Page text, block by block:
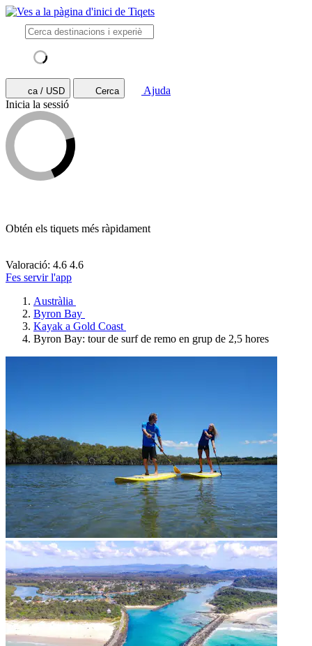
ca / USD Cerca
Ajuda
Inicia la sessió
Obtén els tiquets més ràpidament
Valoració: 4.6 4.6
Fes servir l'app
Austràlia
Byron Bay
Kayak a Gold Coast
Byron Bay: tour de surf de remo en grup de 2,5 hores